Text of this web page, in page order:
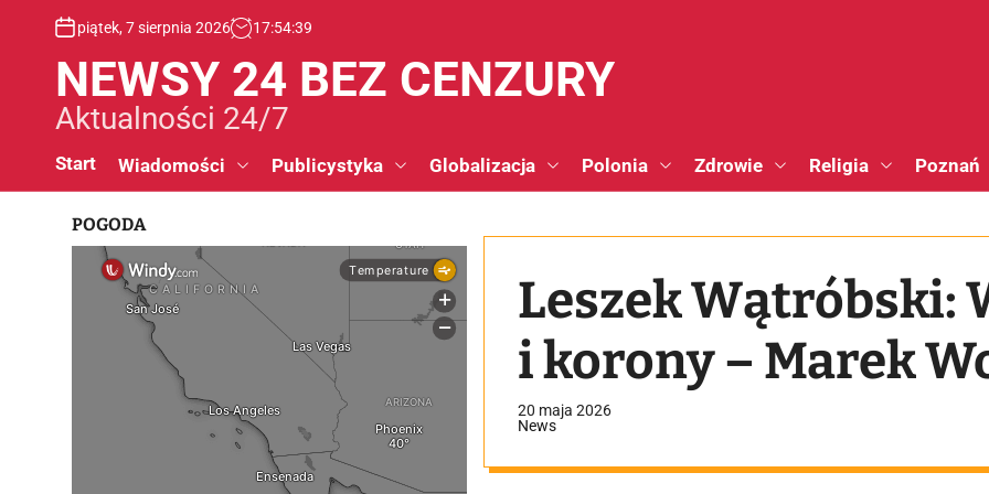
piątek, 7 sierpnia 2026 17:54:40
NEWSY 24 BEZ CENZURY
Aktualności 24/7
Start Wiadomości Publicystyka Globalizacja Polonia Zdrowie Religia Poznań
Leszek Wątróbski:
i korony – Marek
20 maja 2026
News
POGODA